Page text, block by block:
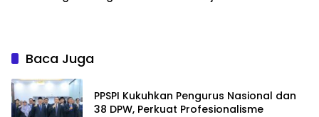
Baca Juga
PPSPI Kukuhkan Pengurus Nasional dan
38 DPW, Perkuat Profesionalisme